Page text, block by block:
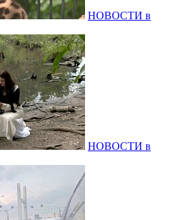
НОВОСТИ в
НОВОСТИ в